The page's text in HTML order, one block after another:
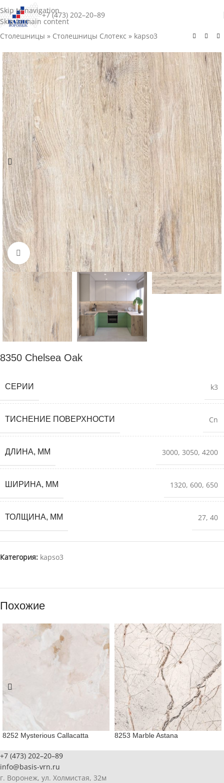
Skip to navigation
Skip to main content
+7 (473) 202–20–89
Столешницы » Столешницы Слотекс » kapso3
Нажмите для увеличения
8350 Chelsea Oak
СЕРИИ k3
ТИСНЕНИЕ ПОВЕРХНОСТИ Cn
ДЛИНА, ММ 3000, 3050, 4200
ШИРИНА, ММ 1320, 600, 650
ТОЛЩИНА, ММ 27, 40
Категория: kapso3
Похожие
8252 Mysterious Callacatta 8253 Marble Astana
+7 (473) 202–20–89
info@basis-vrn.ru
г. Воронеж, ул. Холмистая, 32м